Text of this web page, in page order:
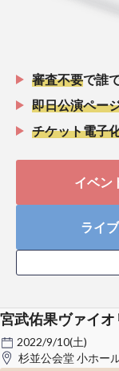
審査不要で誰
即日公演ペー
チケット電子
イベン
ライ
宮武佑果ヴァイ
2022/9/10(土)
杉並公会堂 小ホー